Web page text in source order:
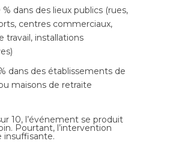
% dans des lieux publics (rues,
centres commerciaux,
travail, installations
dans des établissements de
maisons de retraite
10, l’événement se produit
Pourtant, l’intervention
insuffisante.